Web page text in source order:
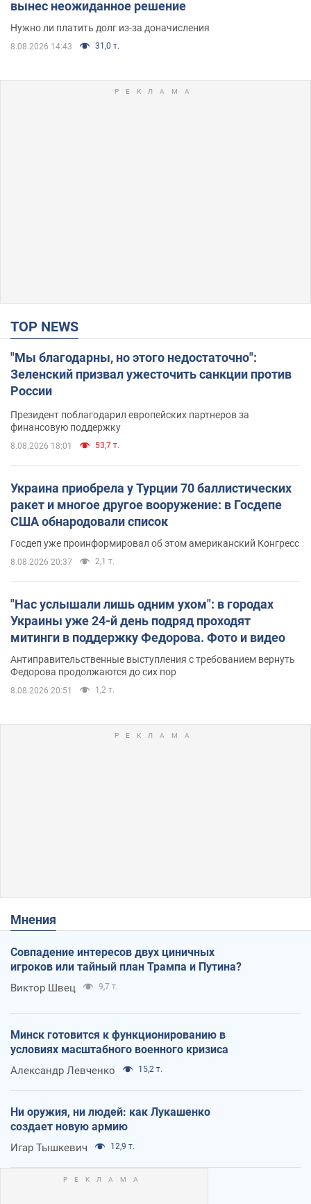
вынес неожиданное решение
Нужно ли платить долг из-за доначисления
8.08.2026 14:43 31,0 т.
TOP NEWS
"Мы благодарны, но этого недостаточно":
Зеленский призвал ужесточить санкции против
России
Президент поблагодарил европейских партнеров за
финансовую поддержку
8.08.2026 18:01 53,7 т.
Украина приобрела у Турции 70 баллистических
ракет и многое другое вооружение: в Госдепе
США обнародовали список
Госдеп уже проинформировал об этом американский Конгресс
8.08.2026 20:37 2,1 т.
"Нас услышали лишь одним ухом": в городах
Украины уже 24-й день подряд проходят
митинги в поддержку Федорова. Фото и видео
Антиправительственные выступления с требованием вернуть
Федорова продолжаются до сих пор
8.08.2026 20:51 1,2 т.
Мнения
Совпадение интересов двух циничных
игроков или тайный план Трампа и Путина?
Виктор Швец 9,7 т.
Минск готовится к функционированию в
условиях масштабного военного кризиса
Александр Левченко 15,2 т.
Ни оружия, ни людей: как Лукашенко
создает новую армию
Игар Тышкевич 12,9 т.